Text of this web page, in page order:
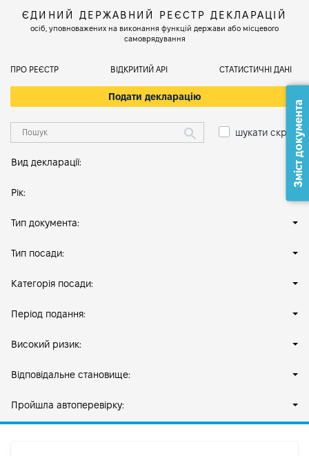
ЄДИНИЙ ДЕРЖАВНИЙ РЕЄСТР ДЕКЛАРАЦІЙ
осіб, уповноважених на виконання функцій держави або місцевого
самоврядування
ПРО РЕЄСТР ВІДКРИТИЙ АРІ СТАТИСТИЧНІ ДАНІ
Подати декларацію
шукати скрізь
Вид декларації:
Рік:
Тип документа:
Тип посади:
Категорія посади:
Період подання:
Високий ризик:
Відповідальне становище:
Пройшла автоперевірку:
Зміст документа